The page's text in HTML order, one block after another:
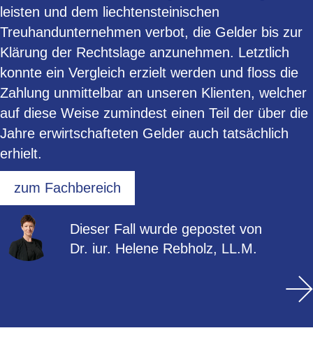
leisten und dem liechtensteinischen
Treuhandunternehmen verbot, die Gelder bis zur
Klärung der Rechtslage anzunehmen. Letztlich
konnte ein Vergleich erzielt werden und floss die
Zahlung unmittelbar an unseren Klienten, welcher
auf diese Weise zumindest einen Teil der über die
Jahre erwirtschafteten Gelder auch tatsächlich
erhielt.
zum Fachbereich
Dieser Fall wurde gepostet von
Dr. iur. Helene Rebholz, LL.M.